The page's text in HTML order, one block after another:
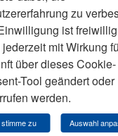
zu
ist
jederzeit mit Wirkung
über dieses Cookie-
Tool geändert oder
werden.
zu Auswahl
Kommunen